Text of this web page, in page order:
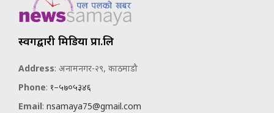
स्वर्गद्वारी मिडिया प्रा.लि
Address: अनामनगर-२९, काठमाडौ
Phone: १–५७०५३४६
Email: nsamaya75@gmail.com